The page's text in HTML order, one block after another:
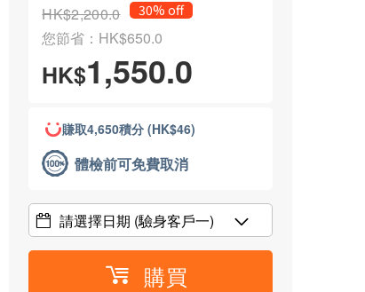
HK$2,200.0 30% off
您節省：HK$650.0
HK$1,550.0
賺取4,650積分 (HK$46)
體檢前可免費取消
請選擇日期 (驗身客戶一)
購買